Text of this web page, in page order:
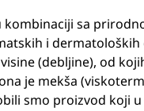
sa
i dermatoloških
(debljine), od
je mekša
smo proizvod koji